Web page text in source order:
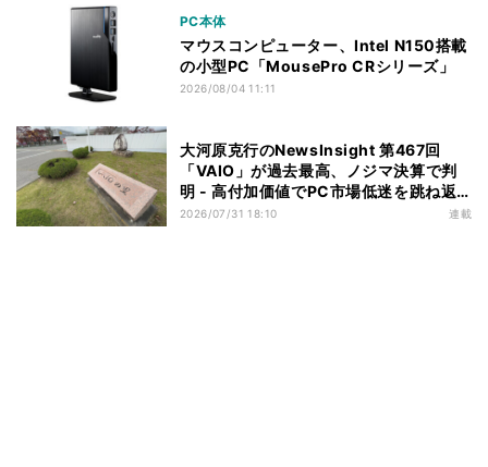
PC本体
マウスコンピューター、Intel N150搭載
の小型PC「MousePro CRシリーズ」
2026/08/04 11:11
大河原克行のNewsInsight 第467回
「VAIO」が過去最高、ノジマ決算で判
明 - 高付加価値でPC市場低迷を跳ね返
す
2026/07/31 18:10 連載